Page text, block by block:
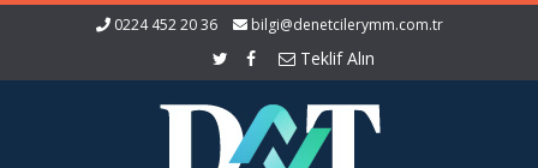
0224 452 20 36 bilgi@denetcilerymm.com.tr
Teklif Alın